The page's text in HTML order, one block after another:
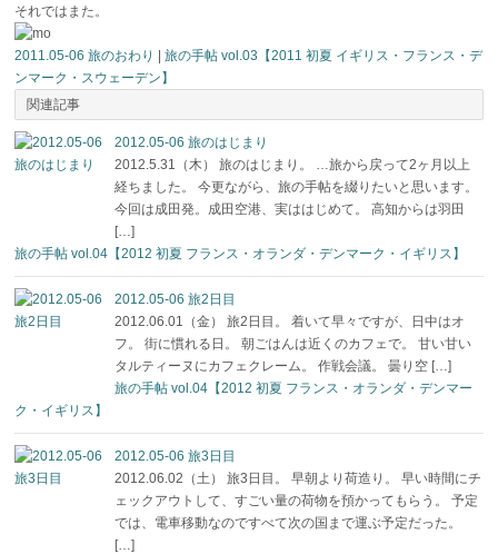
それではまた。
2011.05-06 旅のおわり |旅の手帖 vol.03【2011 初夏 イギリス・フランス・デ
ンマーク・スウェーデン】
関連記事
2012.05-06 旅のはじまり
2012.5.31（木） 旅のはじまり。 …旅から戻って2ヶ月以上
経ちました。 今更ながら、旅の手帖を綴りたいと思います。
今回は成田発。成田空港、実ははじめて。 高知からは羽田
[…]
旅の手帖 vol.04【2012 初夏 フランス・オランダ・デンマーク・イギリス】
2012.05-06 旅2日目
2012.06.01（金） 旅2日目。 着いて早々ですが、日中はオ
フ。 街に慣れる日。 朝ごはんは近くのカフェで。 甘い甘い
タルティーヌにカフェクレーム。 作戦会議。 曇り空 […]
旅の手帖 vol.04【2012 初夏 フランス・オランダ・デンマー
ク・イギリス】
2012.05-06 旅3日目
2012.06.02（土） 旅3日目。 早朝より荷造り。 早い時間にチ
ェックアウトして、すごい量の荷物を預かってもらう。 予定
では、電車移動なのですべて次の国まで運ぶ予定だった。
[…]